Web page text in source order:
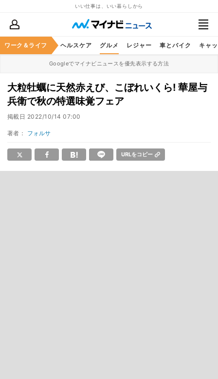
いい仕事は、いい暮らしから
ワーク＆ライフ
マネー 暮らし ヘルスケア グルメ レジャー 車とバイク キャ
Googleでマイナビニュースを優先表示する方法
大粒牡蠣に天然赤えび、こぼれいくら! 華屋与
兵衛で秋の特選味覚フェア
掲載日 2022/10/14 07:00
著者： フォルサ
URLをコピー